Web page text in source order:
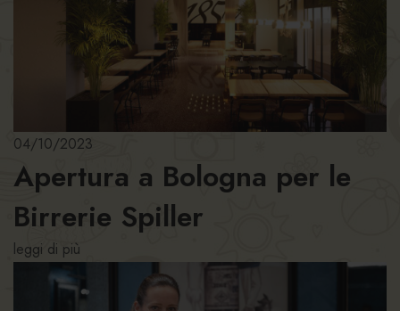
04/10/2023
Apertura a Bologna per le
Birrerie Spiller
leggi di più